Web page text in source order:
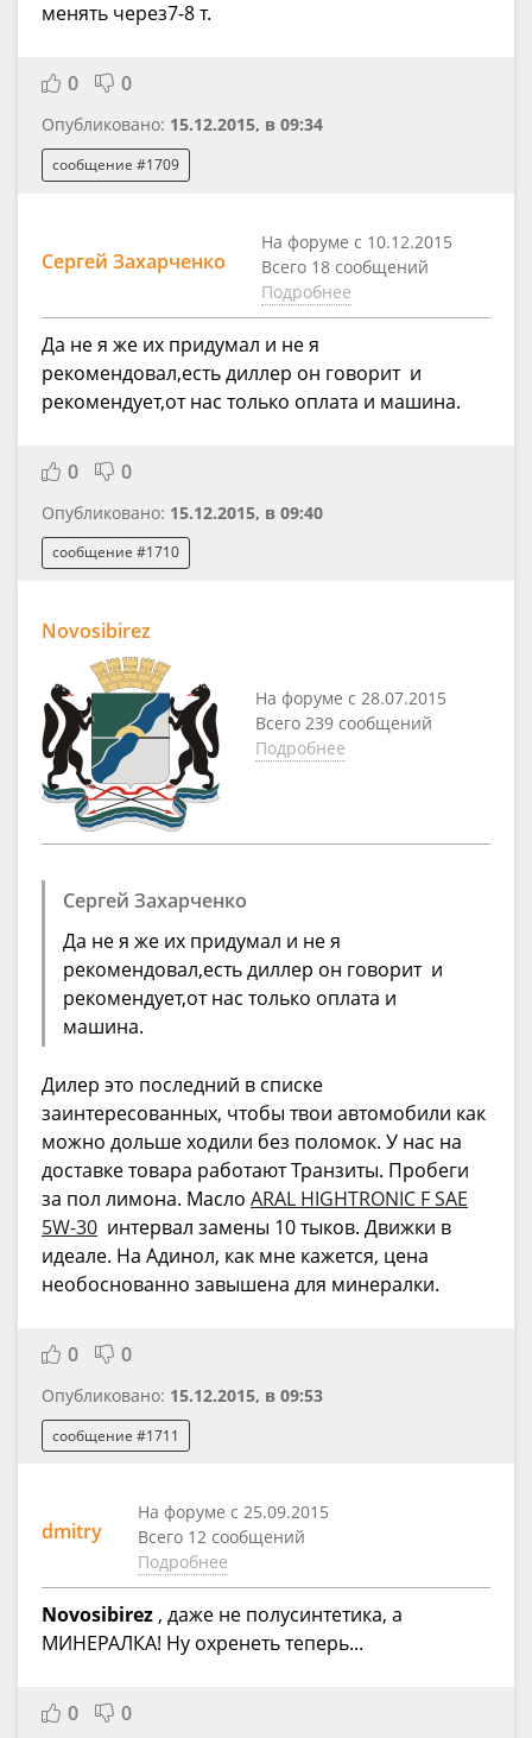
менять через7-8 т.
0 0
Опубликовано: 15.12.2015, в 09:34
сообщение #1709
Сергей Захарченко
На форуме с 10.12.2015
Всего 18 сообщений
Подробнее
Да не я же их придумал и не я
рекомендовал,есть диллер он говорит и
рекомендует,от нас только оплата и машина.
0 0
Опубликовано: 15.12.2015, в 09:40
сообщение #1710
Novosibirez
На форуме с 28.07.2015
Всего 239 сообщений
Подробнее
Сергей Захарченко
Да не я же их придумал и не я
рекомендовал,есть диллер он говорит и
рекомендует,от нас только оплата и
машина.
Дилер это последний в списке
заинтересованных, чтобы твои автомобили как
можно дольше ходили без поломок. У нас на
доставке товара работают Транзиты. Пробеги
за пол лимона. Масло ARAL HIGHTRONIC F SAE
5W-30 интервал замены 10 тыков. Движки в
идеале. На Адинол, как мне кажется, цена
необоснованно завышена для минералки.
0 0
Опубликовано: 15.12.2015, в 09:53
сообщение #1711
dmitry
На форуме с 25.09.2015
Всего 12 сообщений
Подробнее
Novosibirez , даже не полусинтетика, а
МИНЕРАЛКА! Ну охренеть теперь...
0 0